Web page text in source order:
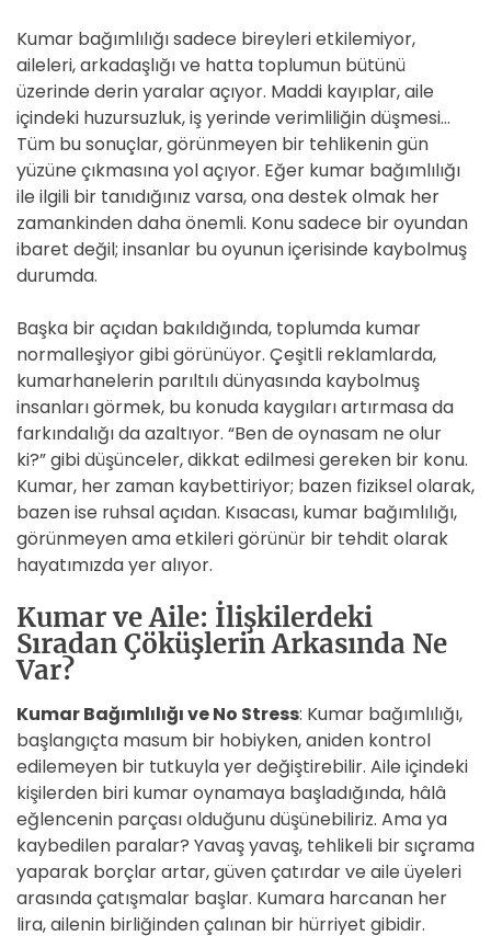
Kumar bağımlılığı sadece bireyleri etkilemiyor,
aileleri, arkadaşlığı ve hatta toplumun bütünü
üzerinde derin yaralar açıyor. Maddi kayıplar, aile
içindeki huzursuzluk, iş yerinde verimliliğin düşmesi…
Tüm bu sonuçlar, görünmeyen bir tehlikenin gün
yüzüne çıkmasına yol açıyor. Eğer kumar bağımlılığı
ile ilgili bir tanıdığınız varsa, ona destek olmak her
zamankinden daha önemli. Konu sadece bir oyundan
ibaret değil; insanlar bu oyunun içerisinde kaybolmuş
durumda.
Başka bir açıdan bakıldığında, toplumda kumar
normalleşiyor gibi görünüyor. Çeşitli reklamlarda,
kumarhanelerin parıltılı dünyasında kaybolmuş
insanları görmek, bu konuda kaygıları artırmasa da
farkındalığı da azaltıyor. “Ben de oynasam ne olur
ki?” gibi düşünceler, dikkat edilmesi gereken bir konu.
Kumar, her zaman kaybettiriyor; bazen fiziksel olarak,
bazen ise ruhsal açıdan. Kısacası, kumar bağımlılığı,
görünmeyen ama etkileri görünür bir tehdit olarak
hayatımızda yer alıyor.
Kumar ve Aile: İlişkilerdeki
Sıradan Çöküşlerin Arkasında Ne
Var?
Kumar Bağımlılığı ve No Stress: Kumar bağımlılığı,
başlangıçta masum bir hobiyken, aniden kontrol
edilemeyen bir tutkuyla yer değiştirebilir. Aile içindeki
kişilerden biri kumar oynamaya başladığında, hâlâ
eğlencenin parçası olduğunu düşünebiliriz. Ama ya
kaybedilen paralar? Yavaş yavaş, tehlikeli bir sıçrama
yaparak borçlar artar, güven çatırdar ve aile üyeleri
arasında çatışmalar başlar. Kumara harcanan her
lira, ailenin birliğinden çalınan bir hürriyet gibidir.